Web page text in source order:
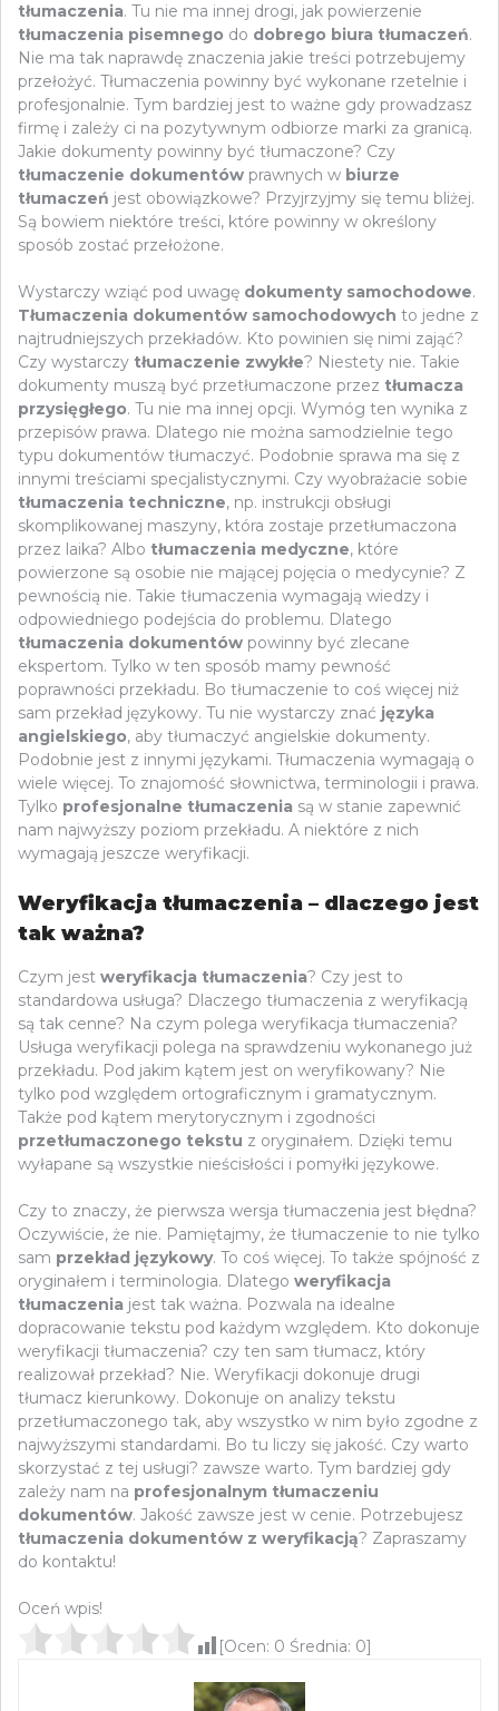
tłumaczenia. Tu nie ma innej drogi, jak powierzenie
tłumaczenia pisemnego do dobrego biura tłumaczeń.
Nie ma tak naprawdę znaczenia jakie treści potrzebujemy
przełożyć. Tłumaczenia powinny być wykonane rzetelnie i
profesjonalnie. Tym bardziej jest to ważne gdy prowadzasz
firmę i zależy ci na pozytywnym odbiorze marki za granicą.
Jakie dokumenty powinny być tłumaczone? Czy
tłumaczenie dokumentów prawnych w biurze
tłumaczeń jest obowiązkowe? Przyjrzyjmy się temu bliżej.
Są bowiem niektóre treści, które powinny w określony
sposób zostać przełożone.
Wystarczy wziąć pod uwagę dokumenty samochodowe.
Tłumaczenia dokumentów samochodowych to jedne z
najtrudniejszych przekładów. Kto powinien się nimi zająć?
Czy wystarczy tłumaczenie zwykłe? Niestety nie. Takie
dokumenty muszą być przetłumaczone przez tłumacza
przysięgłego. Tu nie ma innej opcji. Wymóg ten wynika z
przepisów prawa. Dlatego nie można samodzielnie tego
typu dokumentów tłumaczyć. Podobnie sprawa ma się z
innymi treściami specjalistycznymi. Czy wyobrażacie sobie
tłumaczenia techniczne, np. instrukcji obsługi
skomplikowanej maszyny, która zostaje przetłumaczona
przez laika? Albo tłumaczenia medyczne, które
powierzone są osobie nie mającej pojęcia o medycynie? Z
pewnością nie. Takie tłumaczenia wymagają wiedzy i
odpowiedniego podejścia do problemu. Dlatego
tłumaczenia dokumentów powinny być zlecane
ekspertom. Tylko w ten sposób mamy pewność
poprawności przekładu. Bo tłumaczenie to coś więcej niż
sam przekład językowy. Tu nie wystarczy znać języka
angielskiego, aby tłumaczyć angielskie dokumenty.
Podobnie jest z innymi językami. Tłumaczenia wymagają o
wiele więcej. To znajomość słownictwa, terminologii i prawa.
Tylko profesjonalne tłumaczenia są w stanie zapewnić
nam najwyższy poziom przekładu. A niektóre z nich
wymagają jeszcze weryfikacji.
Weryfikacja tłumaczenia – dlaczego jest
tak ważna?
Czym jest weryfikacja tłumaczenia? Czy jest to
standardowa usługa? Dlaczego tłumaczenia z weryfikacją
są tak cenne? Na czym polega weryfikacja tłumaczenia?
Usługa weryfikacji polega na sprawdzeniu wykonanego już
przekładu. Pod jakim kątem jest on weryfikowany? Nie
tylko pod względem ortograficznym i gramatycznym.
Także pod kątem merytorycznym i zgodności
przetłumaczonego tekstu z oryginałem. Dzięki temu
wyłapane są wszystkie nieścisłości i pomyłki językowe.
Czy to znaczy, że pierwsza wersja tłumaczenia jest błędna?
Oczywiście, że nie. Pamiętajmy, że tłumaczenie to nie tylko
sam przekład językowy. To coś więcej. To także spójność z
oryginałem i terminologia. Dlatego weryfikacja
tłumaczenia jest tak ważna. Pozwala na idealne
dopracowanie tekstu pod każdym względem. Kto dokonuje
weryfikacji tłumaczenia? czy ten sam tłumacz, który
realizował przekład? Nie. Weryfikacji dokonuje drugi
tłumacz kierunkowy. Dokonuje on analizy tekstu
przetłumaczonego tak, aby wszystko w nim było zgodne z
najwyższymi standardami. Bo tu liczy się jakość. Czy warto
skorzystać z tej usługi? zawsze warto. Tym bardziej gdy
zależy nam na profesjonalnym tłumaczeniu
dokumentów. Jakość zawsze jest w cenie. Potrzebujesz
tłumaczenia dokumentów z weryfikacją? Zapraszamy
do kontaktu!
Oceń wpis!
[Ocen: 0 Średnia: 0]